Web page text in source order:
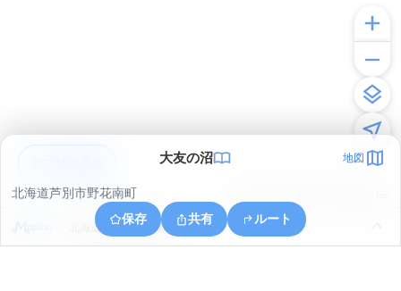
大友の沼 地図
北海道芦別市野花南町
保存
共有 ルート
北海道芦別市野花南町